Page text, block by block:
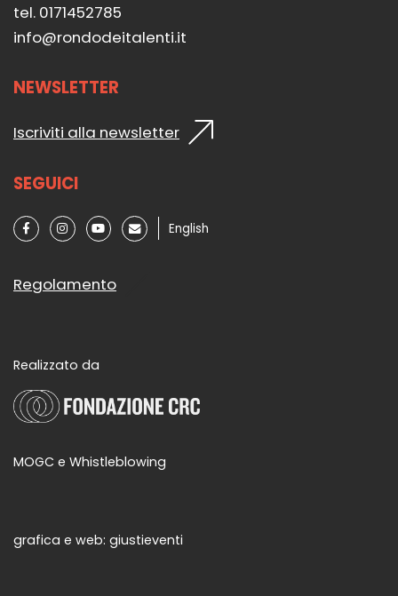
tel. 0171452785
info@rondodeitalenti.it
NEWSLETTER
Iscriviti alla newsletter
SEGUICI
English
Regolamento
Realizzato da
MOGC e Whistleblowing
grafica e web: giustieventi